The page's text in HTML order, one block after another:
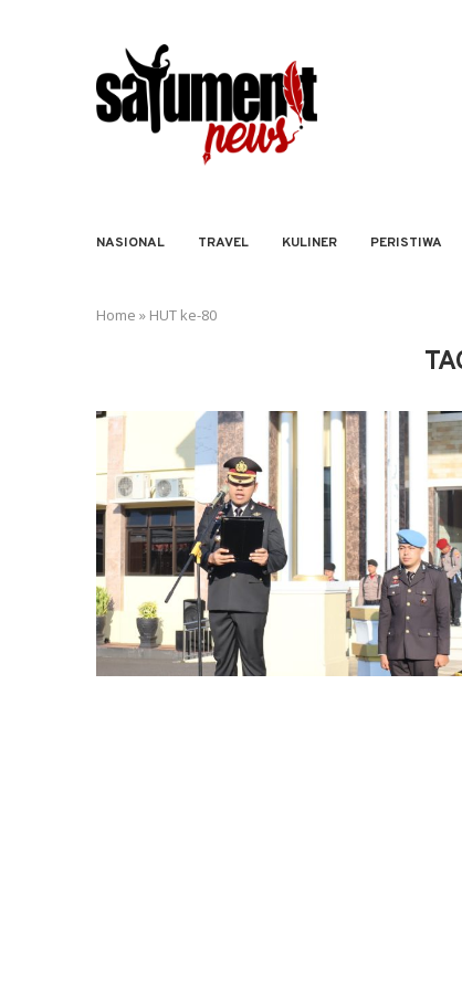
NASIONAL TRAVEL KULINER PERISTIWA
Home » HUT ke-80